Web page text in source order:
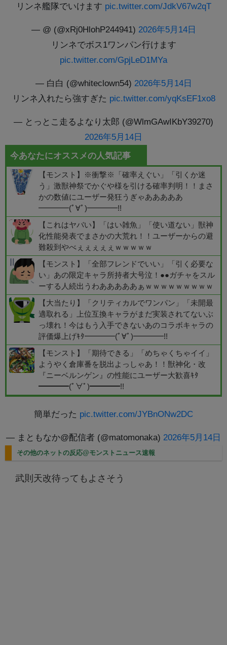
リンネ艦隊でいけます pic.twitter.com/JdkV67w2qT
— @ (@xRj0HlohP244941) 2026年5月14日
リンネでボス1ワンパン行けます
pic.twitter.com/GpjLeD1MYa
— 白白 (@whiteclown54) 2026年5月14日
リンネ入れたら強すぎた pic.twitter.com/yqKsEF1xo8
— とっとこ走るよなり太郎 (@WlmGAwIKbY39270)
2026年5月14日
今あなたにオススメの人気記事
【モンスト】※衝撃※「確率えぐい」「引くか迷
う」激獣神祭でかぐや様を引ける確率判明！！まさ
かの数値にユーザー発狂うぎゃあああああ
━━━━(ﾟ∀ﾟ)━━━━!!
【これはヤバい】「はい雑魚」「使い道ない」獣神
化性能発表でまさかの大荒れ！！ユーザーからの避
難殺到やべぇぇぇぇぇｗｗｗｗｗ
【モンスト】「全部フレンドでいい」「引く必要な
い」あの限定キャラ所持者大号泣！●●ガチャをスル
ーする人続出うわあああああぁｗｗｗｗｗｗｗｗｗ
【大当たり】「クリティカルでワンパン」「未開最
適取れる」上位互換キャラがまだ実装されてないぶ
っ壊れ！今はもう入手できないあのコラボキャラの
評価爆上げｷﾀ━━━━(ﾟ∀ﾟ)━━━━!!
【モンスト】「期待できる」「めちゃくちゃイイ」
ようやく倉庫番を脱出よっしゃあ！！獣神化・改
『ニーベルンゲン』の性能にユーザー大歓喜ｷﾀ
━━━━(ﾟ∀ﾟ)━━━━!!
簡単だった pic.twitter.com/JYBnONw2DC
— まともなか@配信者 (@matomonaka) 2026年5月14日
その他のネットの反応@モンストニュース速報
武則天改待ってもよさそう